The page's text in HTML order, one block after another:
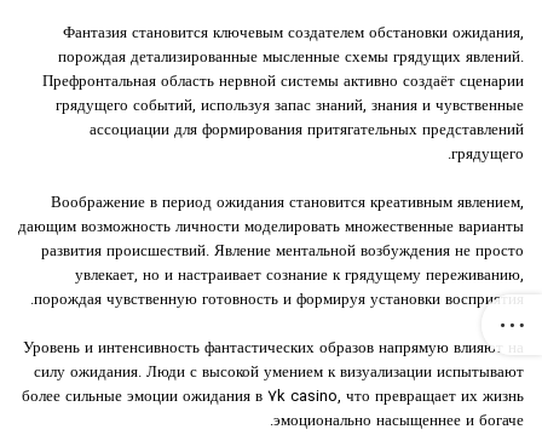
Фантазия становится ключевым создателем обстановки ожидания,
порождая детализированные мысленные схемы грядущих явлений.
Префронтальная область нервной системы активно создаёт сценарии
грядущего событий, используя запас знаний, знания и чувственные
ассоциации для формирования притягательных представлений
грядущего.
Воображение в период ожидания становится креативным явлением,
дающим возможность личности моделировать множественные варианты
развития происшествий. Явление ментальной возбуждения не просто
увлекает, но и настраивает сознание к грядущему переживанию,
порождая чувственную готовность и формируя установки восприятия.
Уровень и интенсивность фантастических образов напрямую влияют на
силу ожидания. Люди с высокой умением к визуализации испытывают
более сильные эмоции ожидания в 7k casino, что превращает их жизнь
эмоционально насыщеннее и богаче.